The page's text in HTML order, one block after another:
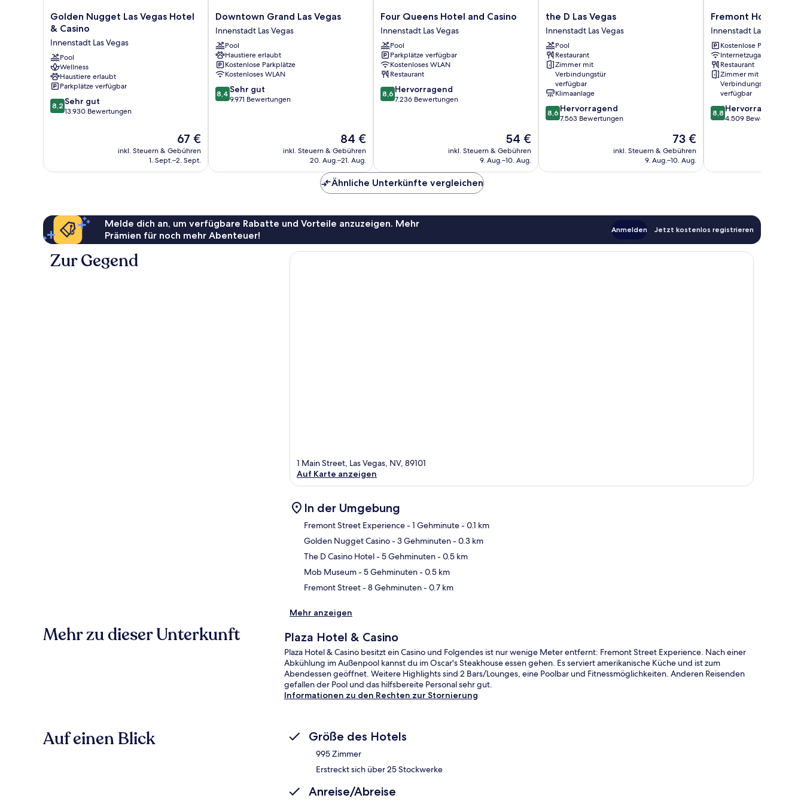
Golden
Nugget
Vegas
Hotel
&
Casino
Innenstadt
Las
Vegas
Golden Nugget Las Vegas Hotel
& Casino
Innenstadt Las Vegas
Pool
Wellness
Haustiere erlaubt
Parkplätze verfügbar
8.2
von
8,2 Sehr gut
13.930 Bewertungen
Der
Preis
beträgt
67 €
inkl. Steuern & Gebühren
1. Sept.–2. Sept.
Downtown
Grand
Las
Vegas
Innenstadt
Las
Vegas
Downtown Grand Las Vegas
Innenstadt Las Vegas
Pool
Haustiere erlaubt
Kostenlose Parkplätze
Kostenloses WLAN
8.4
von
8,4 Sehr gut
9.971 Bewertungen
Der
Preis
beträgt
84 €
inkl. Steuern & Gebühren
20. Aug.–21. Aug.
Four
Queens
Hotel
and
Casino
Innenstadt
Las
Vegas
Four Queens Hotel and Casino
Innenstadt Las Vegas
Pool
Parkplätze verfügbar
Kostenloses WLAN
Restaurant
8.6
von
8,6 Hervorragend
7.236 Bewertungen
Der
Preis
beträgt
54 €
inkl. Steuern & Gebühren
9. Aug.–10. Aug.
the
D
Las
Vegas
Innenstadt
Las
Vegas
the D Las Vegas
Innenstadt Las Vegas
Pool
Restaurant
Zimmer mit
Verbindungstür
verfügbar
Klimaanlage
8.6
von
8,6 Hervorragend
7.563 Bewertungen
Der
Preis
beträgt
73 €
inkl. Steuern & Gebühren
9. Aug.–10. Aug.
Fremont
Hotel
&
Casino
Innenstadt
Las
Vegas
Fremont Hotel &
Innenstadt Las Vegas
Kostenlose Parkplätze
Internetzugang
Restaurant
Zimmer mit
Verbindungstür
verfügbar
8.8
von
8,8 Hervorragend
4.509 Bewertungen
Ähnliche Unterkünfte vergleichen
Melde dich an, um verfügbare Rabatte und Vorteile anzuzeigen. Mehr
Prämien für noch mehr Abenteuer!
Anmelden Jetzt kostenlos registrieren
Zur Gegend
1 Main Street, Las Vegas, NV, 89101
Auf Karte anzeigen
In der Umgebung
Fremont Street Experience- 1 Gehminute- 0.1 km
Golden Nugget Casino- 3 Gehminuten- 0.3 km
The D Casino Hotel- 5 Gehminuten- 0.5 km
Mob Museum- 5 Gehminuten- 0.5 km
Fremont Street- 8 Gehminuten- 0.7 km
Mehr anzeigen
Mehr zu dieser Unterkunft Plaza Hotel & Casino
Plaza Hotel & Casino besitzt ein Casino und Folgendes ist nur wenige Meter entfernt: Fremont Street Experience. Nach einer
Abkühlung im Außenpool kannst du im Oscar's Steakhouse essen gehen. Es serviert amerikanische Küche und ist zum
Abendessen geöffnet. Weitere Highlights sind 2 Bars/Lounges, eine Poolbar und Fitnessmöglichkeiten. Anderen Reisenden
gefallen der Pool und das hilfsbereite Personal sehr gut.
Informationen zu den Rechten zur Stornierung
Auf einen Blick Größe des Hotels
995 Zimmer
Erstreckt sich über 25 Stockwerke
Anreise/Abreise